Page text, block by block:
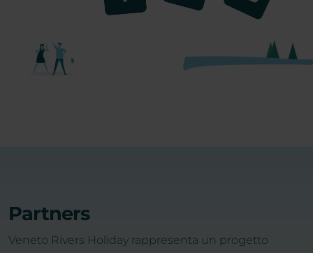
Partners
Veneto Rivers Holiday rappresenta un progetto